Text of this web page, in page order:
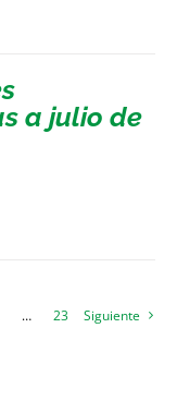
a julio de
… 23 Siguiente